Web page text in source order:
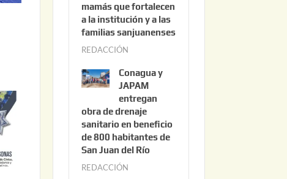
t
o
3
0
2
6
mamás que fortalecen
a la institución y a las
familias sanjuanenses
REDACCIÓN
n
i
o
3
0
Conagua y
JAPAM
entregan
obra de drenaje
sanitario en beneficio
de 800 habitantes de
San Juan del Río
REDACCIÓN